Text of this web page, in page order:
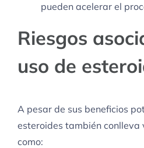
pueden acelerar el
Riesgos
uso de
A pesar de sus beneficios
esteroides también conlleva
como: